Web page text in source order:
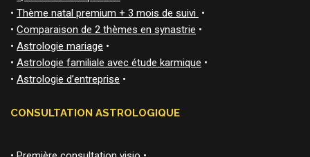
• Thème natal premium + 3 mois de suivi •
• Comparaison de 2 thèmes en synastrie •
• Astrologie mariage •
• Astrologie familiale avec étude karmique •
• Astrologie d’entreprise •
CONSULTATION ASTROLOGIQUE